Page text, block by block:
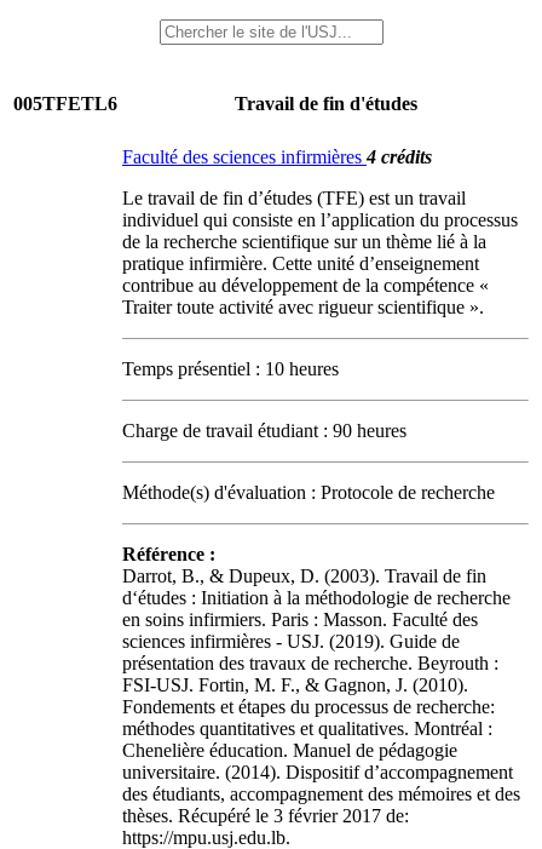
005TFETL6 Travail de fin d'études
Faculté des sciences infirmières4 crédits
Le travail de fin d’études (TFE) est un travail
individuel qui consiste en l’application du processus
de la recherche scientifique sur un thème lié à la
pratique infirmière. Cette unité d’enseignement
contribue au développement de la compétence «
Traiter toute activité avec rigueur scientifique ».
Temps présentiel : 10 heures
Charge de travail étudiant : 90 heures
Méthode(s) d'évaluation : Protocole de recherche
Référence :
Darrot, B., & Dupeux, D. (2003). Travail de fin
d‘études : Initiation à la méthodologie de recherche
en soins infirmiers. Paris : Masson. Faculté des
sciences infirmières - USJ. (2019). Guide de
présentation des travaux de recherche. Beyrouth :
FSI-USJ. Fortin, M. F., & Gagnon, J. (2010).
Fondements et étapes du processus de recherche:
méthodes quantitatives et qualitatives. Montréal :
Chenelière éducation. Manuel de pédagogie
universitaire. (2014). Dispositif d’accompagnement
des étudiants, accompagnement des mémoires et des
thèses. Récupéré le 3 février 2017 de:
https://mpu.usj.edu.lb.